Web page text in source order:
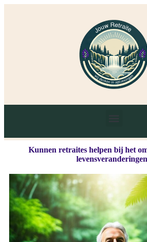
Kunnen retraites helpen bij het